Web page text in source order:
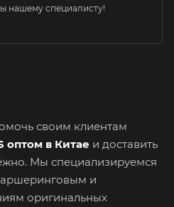
нашему специалисту!
своим клиентам
оптом в Китае и доставить
Мы специализируемся
и
оригинальных